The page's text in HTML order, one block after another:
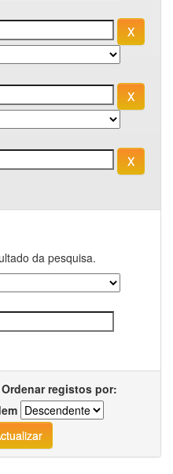
da pesquisa.
Ordenar registos por: